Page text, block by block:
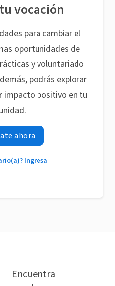
vocación
para cambiar el
oportunidades de
y voluntariado
podrás explorar
impacto positivo en tu
ahora
Ingresa
Encuentra